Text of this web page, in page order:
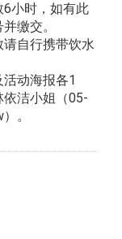
小时，如有此
缴交。
自行携带饮水
动海报各1
洁小姐（05-
。